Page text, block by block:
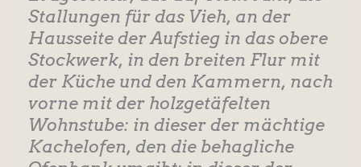
Stallungen für das Vieh, an der
Hausseite der Aufstieg in das obere
Stockwerk, in den breiten Flur mit
der Küche und den Kammern, nach
vorne mit der holzgetäfelten
Wohnstube: in dieser der mächtige
Kachelofen, den die behagliche